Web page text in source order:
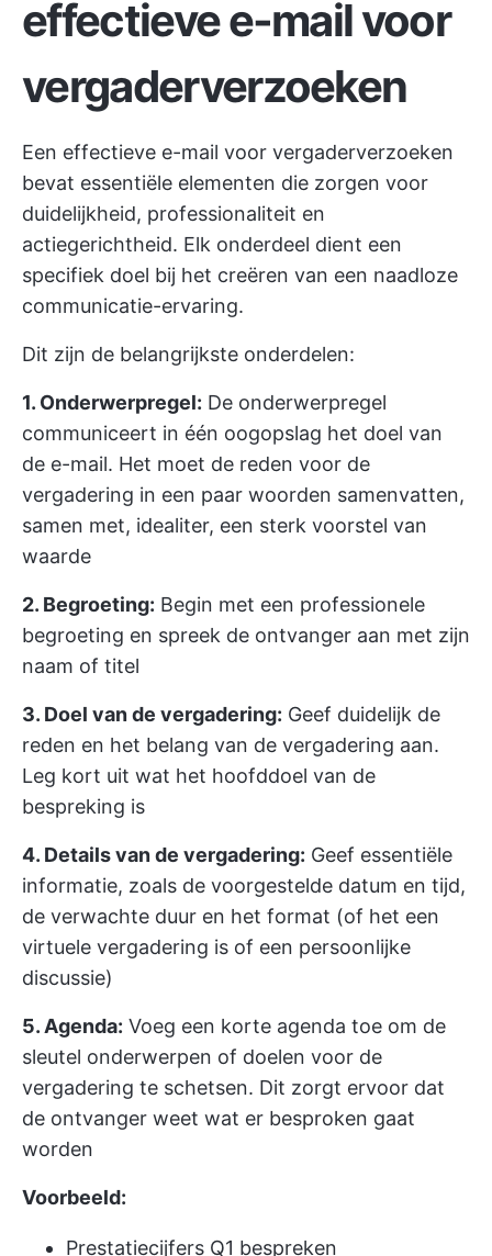
effectieve e-mail voor
vergaderverzoeken
Een effectieve e-mail voor vergaderverzoeken
bevat essentiële elementen die zorgen voor
duidelijkheid, professionaliteit en
actiegerichtheid. Elk onderdeel dient een
specifiek doel bij het creëren van een naadloze
communicatie-ervaring.
Dit zijn de belangrijkste onderdelen:
1. Onderwerpregel: De onderwerpregel
communiceert in één oogopslag het doel van
de e-mail. Het moet de reden voor de
vergadering in een paar woorden samenvatten,
samen met, idealiter, een sterk voorstel van
waarde
2. Begroeting: Begin met een professionele
begroeting en spreek de ontvanger aan met zijn
naam of titel
3. Doel van de vergadering: Geef duidelijk de
reden en het belang van de vergadering aan.
Leg kort uit wat het hoofddoel van de
bespreking is
4. Details van de vergadering: Geef essentiële
informatie, zoals de voorgestelde datum en tijd,
de verwachte duur en het format (of het een
virtuele vergadering is of een persoonlijke
discussie)
5. Agenda: Voeg een korte agenda toe om de
sleutel onderwerpen of doelen voor de
vergadering te schetsen. Dit zorgt ervoor dat
de ontvanger weet wat er besproken gaat
worden
Voorbeeld:
Prestatiecijfers Q1 bespreken